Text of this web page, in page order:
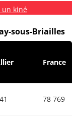
un kiné
sous-Briailles
France
78 769